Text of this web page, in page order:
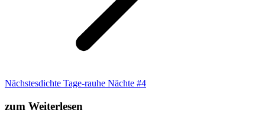
NächstesNächster
dichte Tage-rauhe Nächte #4
zum Weiterlesen